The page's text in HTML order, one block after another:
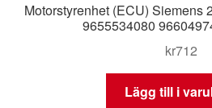
Motorstyrenhet (ECU) Siemens
9655534080
kr712
Lägg till i